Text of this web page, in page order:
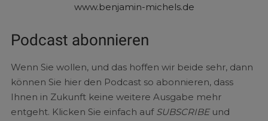
www.benjamin-michels.de
Podcast abonnieren
Wenn Sie wollen, und das hoffen wir beide sehr, dann
können Sie hier den Podcast so abonnieren, dass
Ihnen in Zukunft keine weitere Ausgabe mehr
entgeht. Klicken Sie einfach auf SUBSCRIBEund